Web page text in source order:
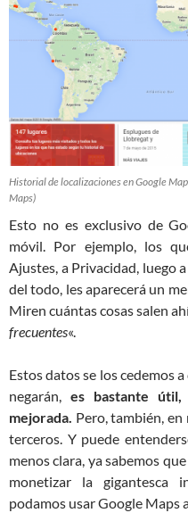
Historial de localizaciones en Google
Maps)
Esto no es exclusivo de
móvil. Por ejemplo, los
Ajustes, a Privacidad, luego
del todo, les aparecerá un
Miren cuántas cosas salen
frecuentes«.
Estos datos se los cedemos
negarán, es bastante útil,
mejorada. Pero, también, en
terceros. Y puede
menos clara, ya sabemos
monetizar la gigantesca
podamos usar Google Maps